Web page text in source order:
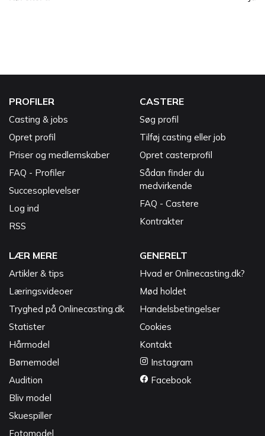
PROFILER
Casting & jobs
Opret profil
Priser og medlemskaber
FAQ - Profiler
Succesoplevelser
Log ind
RSS
CASTERE
Søg profil
Tilføj casting eller job
Opret casterprofil
Sådan finder du
medvirkende
FAQ - Castere
Kontrakter
LÆR MERE
Artikler & tips
Læringsvideoer
Tryghed på Onlinecasting.dk
Statister
Hårmodel
Børnemodel
Audition
Bliv model
Skuespiller
Fotomodel
GENERELT
Hvad er Onlinecasting.dk?
Mød holdet
Handelsbetingelser
Cookies
Kontakt
Instagram
Facebook